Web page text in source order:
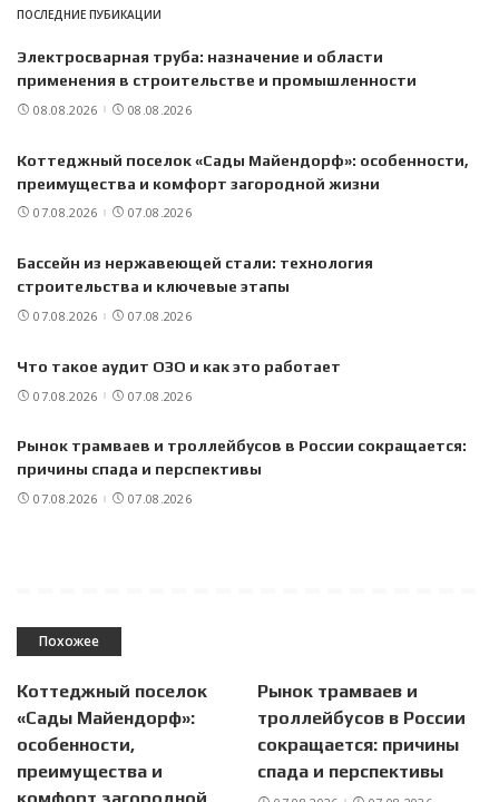
ПОСЛЕДНИЕ ПУБИКАЦИИ
Электросварная труба: назначение и области
применения в строительстве и промышленности
08.08.2026 08.08.2026
Коттеджный поселок «Сады Майендорф»: особенности,
преимущества и комфорт загородной жизни
07.08.2026 07.08.2026
Бассейн из нержавеющей стали: технология
строительства и ключевые этапы
07.08.2026 07.08.2026
Что такое аудит ОЗО и как это работает
07.08.2026 07.08.2026
Рынок трамваев и троллейбусов в России сокращается:
причины спада и перспективы
07.08.2026 07.08.2026
Похожее
Коттеджный поселок
«Сады Майендорф»:
особенности,
преимущества и
Рынок трамваев и
троллейбусов в России
сокращается: причины
спада и перспективы